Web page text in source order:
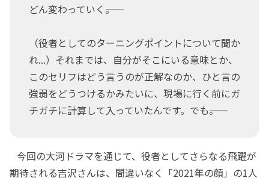
どん変わっていく――。
（役者としてのターニングポイントについて聞か
れ...）それまでは、自分がそこにいる意味とか、
このセリフはどう言うのが正解なのか、ひと言の
強弱をどうつけるかみたいに、現場に行く前にガ
チガチに計算して入っていたんです。でも――。
今回の大河ドラマを通じて、役者としてさらなる飛躍が
期待される吉沢さんは、間違いなく「2021年の顔」の1人